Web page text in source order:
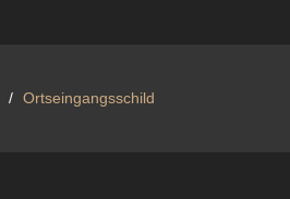
Ortseingangsschild